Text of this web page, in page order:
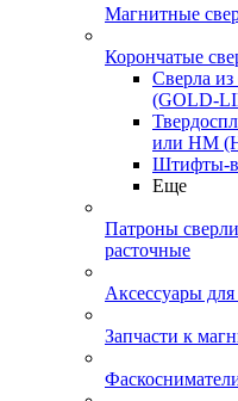
Магнитные
Корончатые
Сверла
(GOLD-
или HM
Штифты-
Еще
Патроны
расточные
Аксессуары
Запчасти к